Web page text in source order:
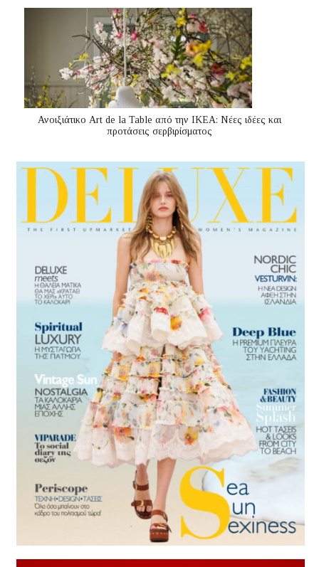
Ανοιξιάτικο Art de la Table από την ΙΚΕΑ: Νέες ιδέες και
προτάσεις σερβιρίσματος